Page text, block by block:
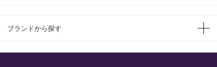
ブランドから探す